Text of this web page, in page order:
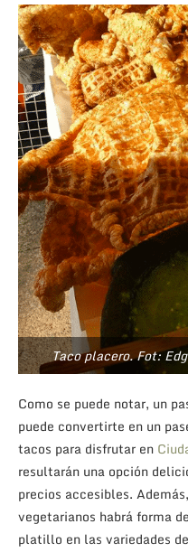
Taco placero. Fot:
Como se puede notar, un
puede convertirte en un
tacos para disfrutar en
resultarán una opción
precios accesibles.
vegetarianos habrá forma
platillo en las variedades